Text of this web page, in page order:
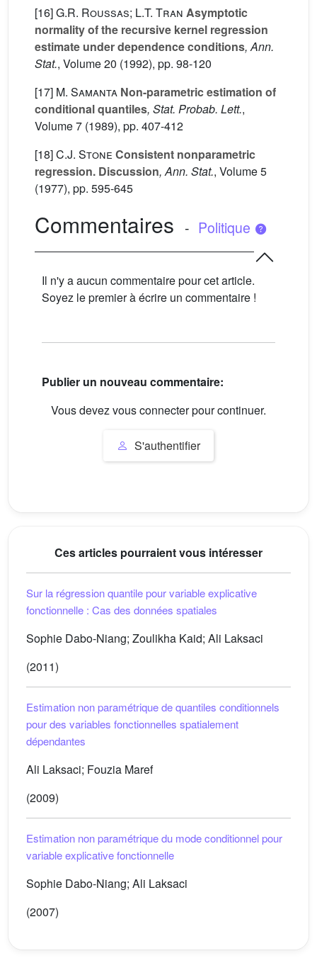
[16]G.R. Roussas; L.T. Tran Asymptotic
normality of the recursive kernel regression
estimate under dependence conditions, Ann.
Stat., Volume 20 (1992), pp. 98-120
[17] M. Samanta Non-parametric estimation of
conditional quantiles, Stat. Probab. Lett.,
Volume 7 (1989), pp. 407-412
[18]C.J. Stone Consistent nonparametric
regression. Discussion, Ann. Stat., Volume 5
(1977), pp. 595-645
Commentaires - Politique
Il n'y a aucun commentaire pour cet article.
Soyez le premier à écrire un commentaire !
Publier un nouveau commentaire:
Vous devez vous connecter pour continuer.
S'authentifier
Ces articles pourraient vous intéresser
Sur la régression quantile pour variable explicative
fonctionnelle : Cas des données spatiales
Sophie Dabo-Niang; Zoulikha Kaid; Ali Laksaci
(2011)
Estimation non paramétrique de quantiles conditionnels
pour des variables fonctionnelles spatialement
dépendantes
Ali Laksaci; Fouzia Maref
(2009)
Estimation non paramétrique du mode conditionnel pour
variable explicative fonctionnelle
Sophie Dabo-Niang; Ali Laksaci
(2007)